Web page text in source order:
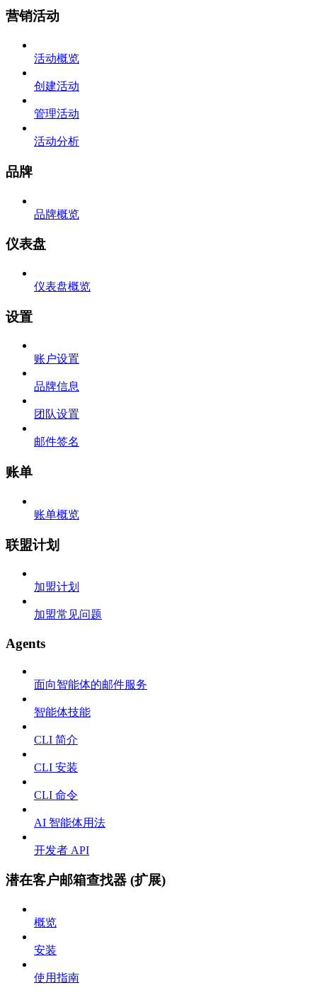
营销活动
活动概览
创建活动
管理活动
活动分析
品牌
品牌概览
仪表盘
仪表盘概览
设置
账户设置
品牌信息
团队设置
邮件签名
账单
账单概览
联盟计划
加盟计划
加盟常见问题
Agents
面向智能体的邮件服务
智能体技能
CLI 简介
CLI 安装
CLI 命令
AI 智能体用法
开发者 API
潜在客户邮箱查找器 (扩展)
概览
安装
使用指南